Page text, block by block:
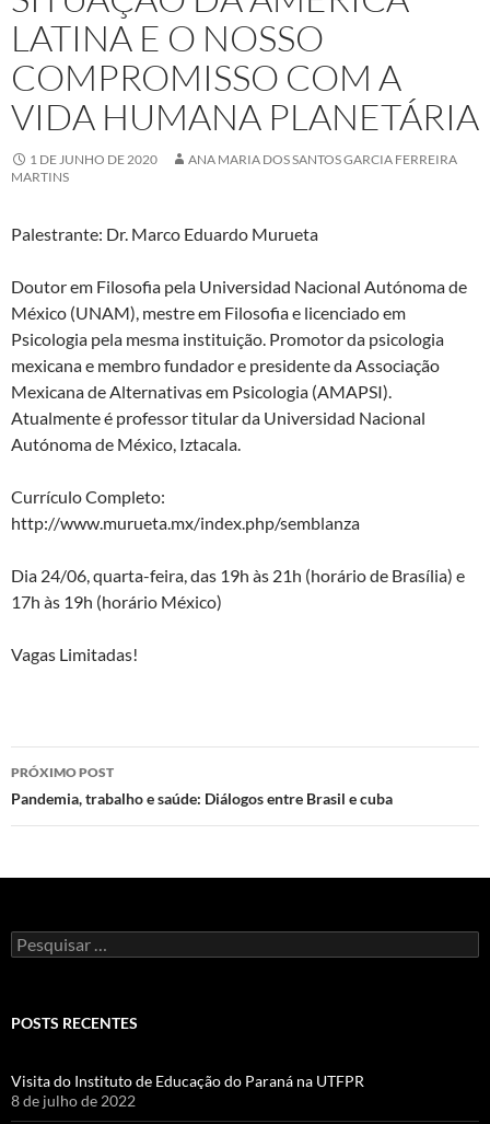
LATINA E O NOSSO
COMPROMISSO COM A
VIDA HUMANA PLANETÁRIA
1 DE JUNHO DE 2020
ANA MARIA DOS SANTOS GARCIA FERREIRA
MARTINS
Palestrante: Dr. Marco Eduardo Murueta
Doutor em Filosofia pela Universidad Nacional Autónoma de
México (UNAM), mestre em Filosofia e licenciado em
Psicologia pela mesma instituição. Promotor da psicologia
mexicana e membro fundador e presidente da Associação
Mexicana de Alternativas em Psicologia (AMAPSI).
Atualmente é professor titular da Universidad Nacional
Autónoma de México, Iztacala.
Currículo Completo:
http://www.murueta.mx/index.php/semblanza
Dia 24/06, quarta-feira, das 19h às 21h (horário de Brasília) e
17h às 19h (horário México)
Vagas Limitadas!
Navegação
de
PRÓXIMO POST
Pandemia, trabalho e saúde: Diálogos entre Brasil e cuba
Pesquisar
por:
POSTS RECENTES
Visita do Instituto de Educação do Paraná na UTFPR
8 de julho de 2022